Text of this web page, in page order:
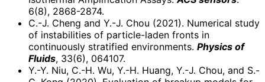
6(8), 2868-2874.
C.-J. Cheng and Y.-J. Chou (2021). Numerical study
of instabilities of particle-laden fronts in
continuously stratified environments. Physics of
Fluids, 33(6), 064107.
Y.-Y. Niu, C.-H. Wu, Y.-H. Huang, Y.-J. Chou, and S.-